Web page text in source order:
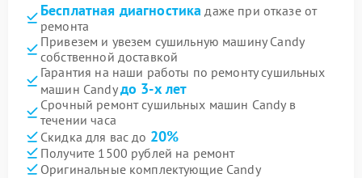
Бесплатная диагностика даже при отказе от
ремонта
Привезем и увезем сушильную машину Candy
собственной доставкой
Гарантия на наши работы по ремонту сушильных
машин Candyдо 3-х лет
Срочный ремонт сушильных машин Candy в
течении часа
Скидка для вас до 20%
Получите 1500 рублей на ремонт
Оригинальные комплектующие Candy